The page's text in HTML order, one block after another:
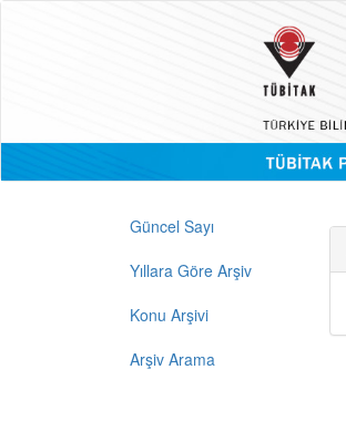
Güncel Sayı
Yıllara Göre Arşiv
Konu Arşivi
Arşiv Arama